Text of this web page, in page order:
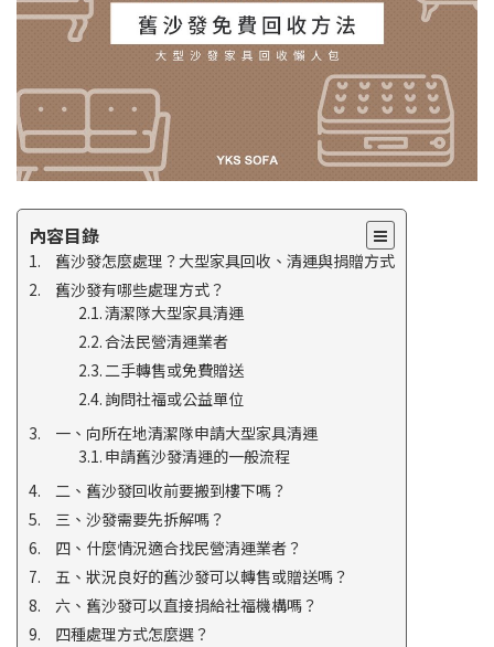
內容目錄
舊沙發怎麼處理？大型家具回收、清運與捐贈方式
舊沙發有哪些處理方式？
清潔隊大型家具清運
合法民營清運業者
二手轉售或免費贈送
詢問社福或公益單位
一、向所在地清潔隊申請大型家具清運
申請舊沙發清運的一般流程
二、舊沙發回收前要搬到樓下嗎？
三、沙發需要先拆解嗎？
四、什麼情況適合找民營清運業者？
五、狀況良好的舊沙發可以轉售或贈送嗎？
六、舊沙發可以直接捐給社福機構嗎？
四種處理方式怎麼選？